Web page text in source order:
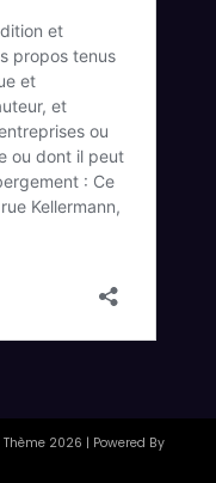
Thème 2026 | Powered By